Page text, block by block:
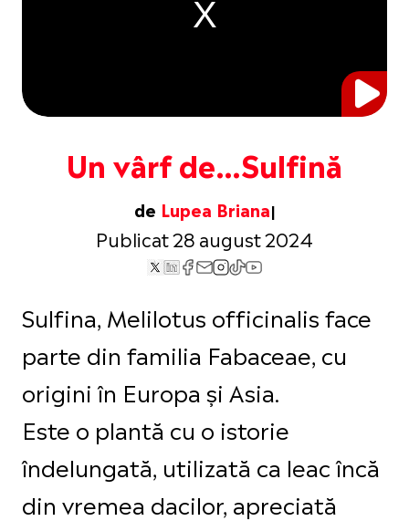
Un vârf de…Sulfină
de Lupea Briana
Publicat 28 august 2024
Sulfina, Melilotus officinalis face
parte din familia Fabaceae, cu
origini în Europa și Asia.
Este o plantă cu o istorie
îndelungată, utilizată ca leac încă
din vremea dacilor, apreciată